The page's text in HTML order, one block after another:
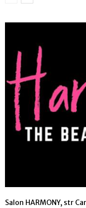
Salon HARMONY, str